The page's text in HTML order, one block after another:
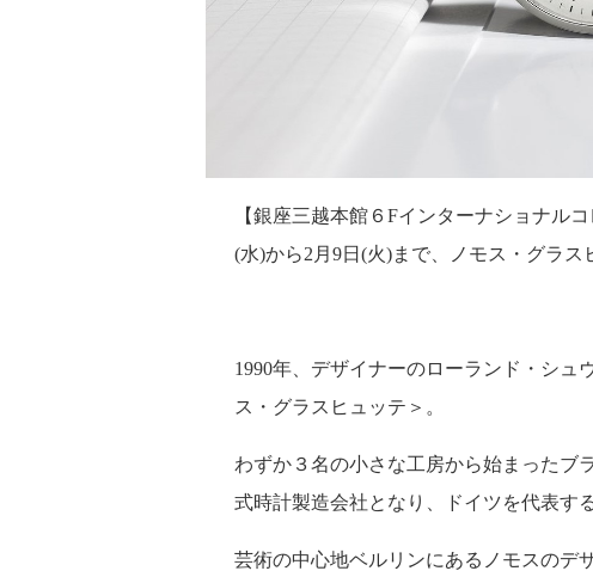
【銀座三越本館６ Fインターナショナル
(水)から2月9日 (火)まで、ノモス・グラス
1990年、デザイナーのローランド・シュ
ス・グラスヒュッテ＞。
わずか３名の小さな工房から始まったブ
式時計製造会社となり、ドイツを代表す
芸術の中心地ベルリンにあるノモスのデ